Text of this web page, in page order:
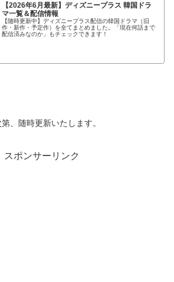
【2026年6月最新】ディズニープラス 韓国ドラ
マ一覧＆配信情報
【随時更新中】ディズニープラス配信の韓国ドラマ（旧
作・新作・予定作）を全てまとめました。「現在何話まで
配信済みなのか」もチェックできます！
、随時更新いたします。
スポンサーリンク